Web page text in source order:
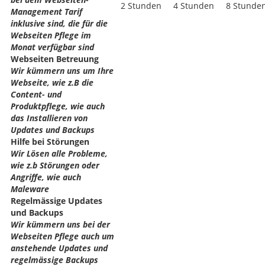
Management Tarif
inklusive sind, die für die
Webseiten Pflege im
Monat verfügbar sind
2 Stunden 4 Stunden 8
Webseiten Betreuung
Wir kümmern uns um Ihre
Webseite, wie z.B die
Content- und
Produktpflege, wie auch
das Installieren von
Updates und Backups
Hilfe bei Störungen
Wir Lösen alle Probleme,
wie z.b Störungen oder
Angriffe, wie auch
Maleware
Regelmässige Updates
und Backups
Wir kümmern uns bei der
Webseiten Pflege auch um
anstehende Updates und
regelmässige Backups